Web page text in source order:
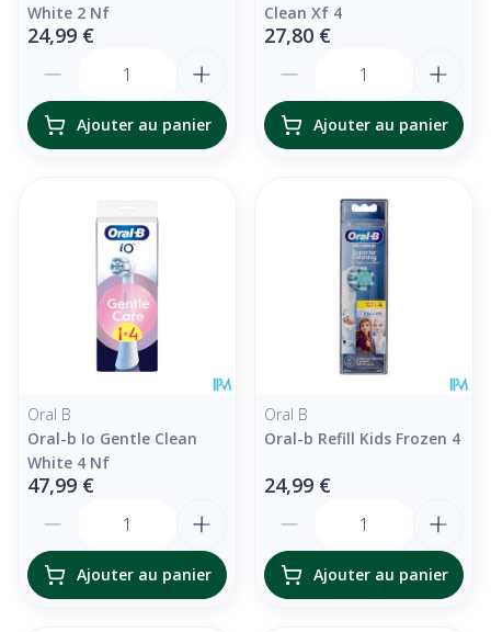
White 2 Nf
24,99 €
Ajouter au panier
Clean Xf 4
27,80 €
Ajouter au panier
Oral B
Oral-b Io Gentle Clean
White 4 Nf
47,99 €
Ajouter au panier
Oral B
Oral-b Refill Kids Frozen 4
24,99 €
Ajouter au panier